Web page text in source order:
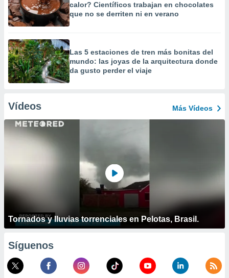
calor? Científicos trabajan en chocolates
que no se derriten ni en verano
Las 5 estaciones de tren más bonitas del
mundo: las joyas de la arquitectura donde
da gusto perder el viaje
Vídeos Más Vídeos
Tornados y lluvias torrenciales en Pelotas, Brasil.
Síguenos